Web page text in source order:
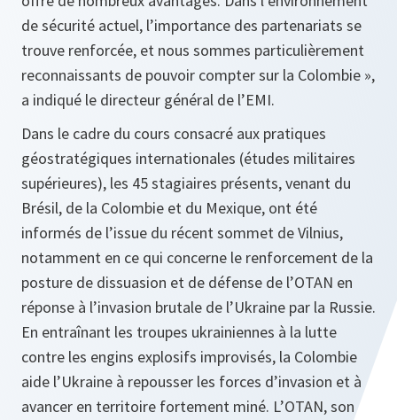
de sécurité actuel, l’importance des partenariats se
trouve renforcée, et nous sommes particulièrement
reconnaissants de pouvoir compter sur la Colombie »,
a indiqué le directeur général de l’EMI.
Dans le cadre du cours consacré aux pratiques
géostratégiques internationales (études militaires
supérieures), les 45 stagiaires présents, venant du
Brésil, de la Colombie et du Mexique, ont été
informés de l’issue du récent sommet de Vilnius,
notamment en ce qui concerne le renforcement de la
posture de dissuasion et de défense de l’OTAN en
réponse à l’invasion brutale de l’Ukraine par la Russie.
En entraînant les troupes ukrainiennes à la lutte
contre les engins explosifs improvisés, la Colombie
aide l’Ukraine à repousser les forces d’invasion et à
avancer en territoire fortement miné. L’OTAN, son